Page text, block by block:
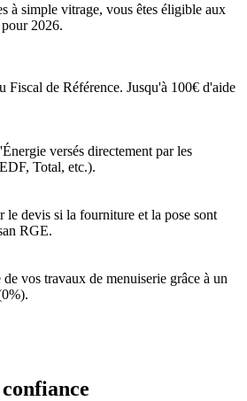
à simple vitrage, vous êtes éligible aux
2026.
Fiscal de Référence. Jusqu'à 100€ d'aide
versés directement par les
Total, etc.).
le devis si la fourniture et la pose sont
RGE.
vos travaux de menuiserie grâce à un